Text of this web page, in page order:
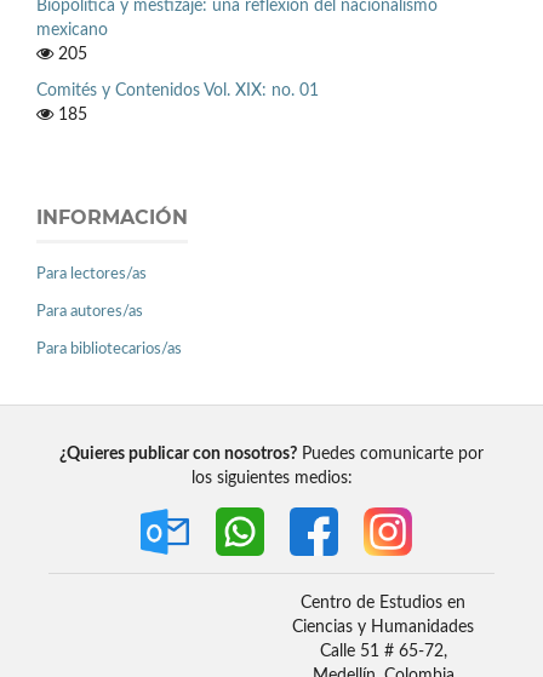
Biopolítica y mestizaje: una reflexión del nacionalismo
mexicano
205
Comités y Contenidos Vol. XIX: no. 01
185
INFORMACIÓN
Para lectores/as
Para autores/as
Para bibliotecarios/as
¿Quieres publicar con nosotros? Puedes comunicarte por
los siguientes medios:
Centro de Estudios en
Ciencias y Humanidades
Calle 51 # 65-72,